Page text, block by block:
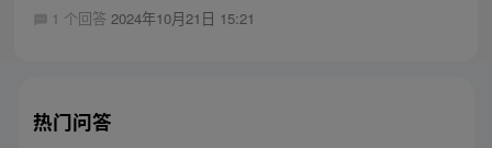
1 个回答 2024年10月21日 15:21
热门问答